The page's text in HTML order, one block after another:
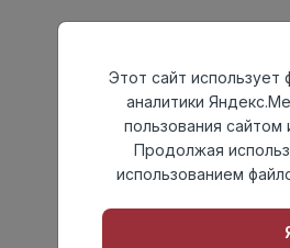
Этот сайт
аналитики
пользования сайтом
Продолжая
использованием